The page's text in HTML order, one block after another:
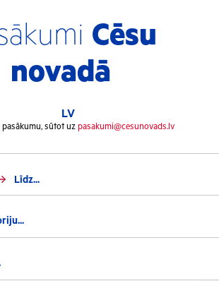
Cēsu
novadā
LV
pasākumu, sūtot uz pasakumi@cesunovads.lv